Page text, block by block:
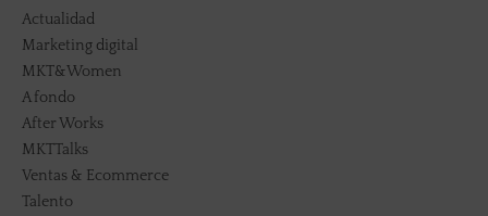
Actualidad
Marketing digital
MKT&Women
A fondo
After Works
MKTTalks
Ventas & Ecommerce
Talento